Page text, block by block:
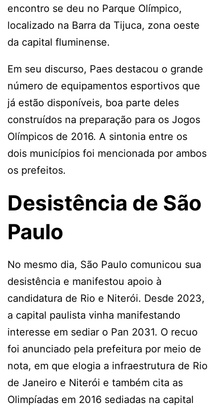
encontro se deu no Parque Olímpico,
localizado na Barra da Tijuca, zona oeste
da capital fluminense.
Em seu discurso, Paes destacou o grande
número de equipamentos esportivos que
já estão disponíveis, boa parte deles
construídos na preparação para os Jogos
Olímpicos de 2016. A sintonia entre os
dois municípios foi mencionada por ambos
os prefeitos.
Desistência de São
Paulo
No mesmo dia, São Paulo comunicou sua
desistência e manifestou apoio à
candidatura de Rio e Niterói. Desde 2023,
a capital paulista vinha manifestando
interesse em sediar o Pan 2031. O recuo
foi anunciado pela prefeitura por meio de
nota, em que elogia a infraestrutura de Rio
de Janeiro e Niterói e também cita as
Olimpíadas em 2016 sediadas na capital